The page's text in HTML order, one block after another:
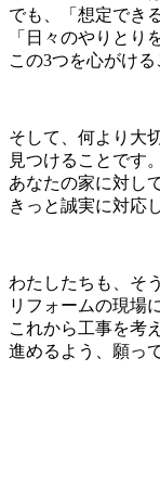
でも、「想定でき
「日々のやりとり
この3つを心がけ
そして、何より大
見つけることです。
あなたの家に対し
きっと誠実に対応
わたしたちも、そ
リフォームの現場
これから工事を考
進めるよう、願っ